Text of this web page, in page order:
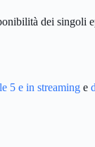
dei
5 e in streaming e